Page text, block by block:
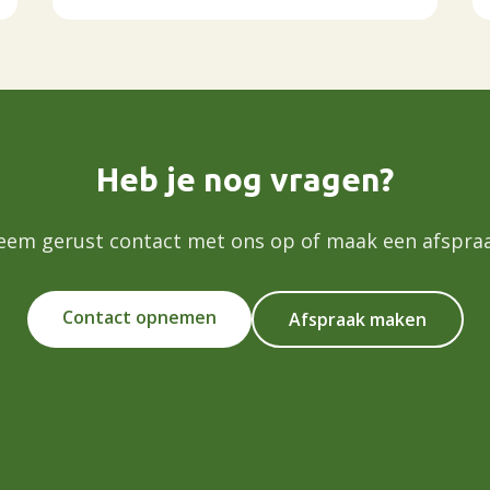
Heb je nog vragen?
gerust contact met ons op of maak een
Contact opnemen Afspraak maken